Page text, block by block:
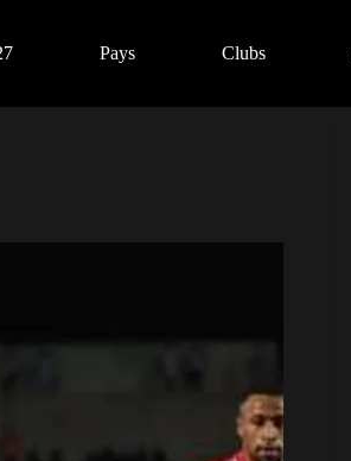
Pays Clubs